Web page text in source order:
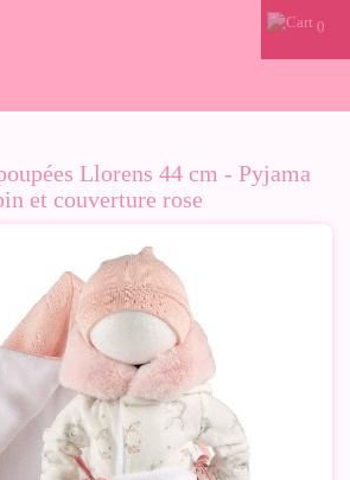
0
Llorens 44 cm - Pyjama
et couverture rose